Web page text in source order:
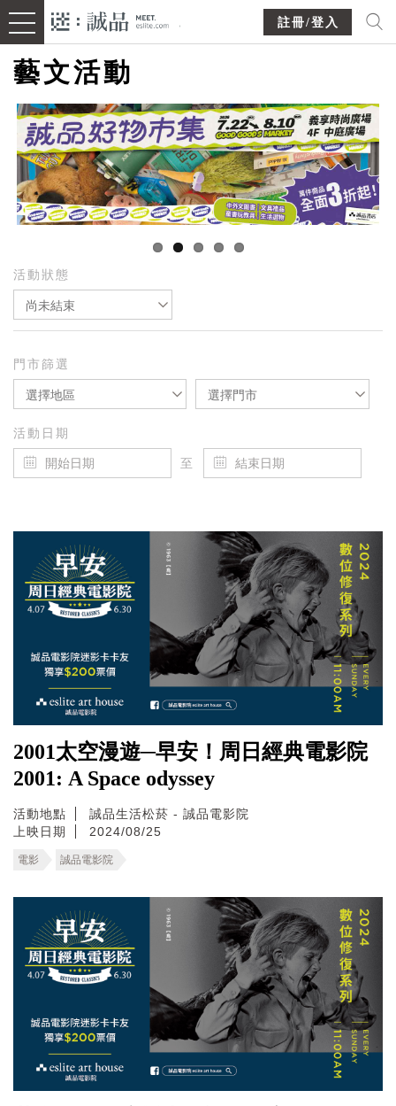
註冊/登入
藝文活動
活動狀態
尚未結束
門市篩選
選擇地區 選擇門市
活動日期
至
2001太空漫遊─早安！周日經典電影院
2001: A Space odyssey
活動地點
誠品生活松菸 - 誠品電影院
上映日期
2024/08/25
電影 誠品電影院